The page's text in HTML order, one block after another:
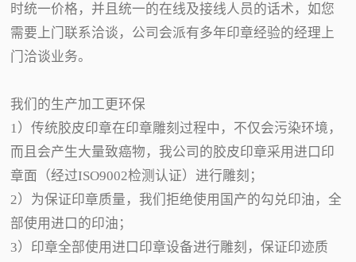
时统一价格，并且统一的在线及接线人员的话术，如您
需要上门联系洽谈，公司会派有多年印章经验的经理上
门洽谈业务。
我们的生产加工更环保
1）传统胶皮印章在印章雕刻过程中，不仅会污染环境，
而且会产生大量致癌物，我公司的胶皮印章采用进口印
章面（经过ISO9002检测认证）进行雕刻；
2）为保证印章质量，我们拒绝使用国产的勾兑印油，全
部使用进口的印油；
3）印章全部使用进口印章设备进行雕刻，保证印迹质